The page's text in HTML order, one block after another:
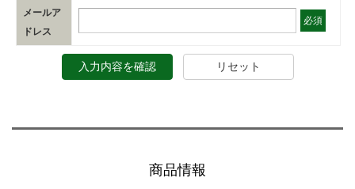
メールア
ドレス
必須
入力内容を確認 リセット
商品情報